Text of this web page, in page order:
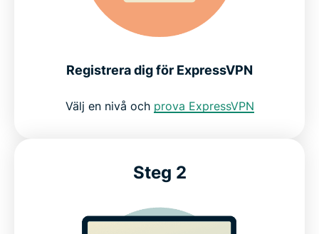
Registrera dig för ExpressVPN
Välj en nivå och prova ExpressVPN
Steg 2